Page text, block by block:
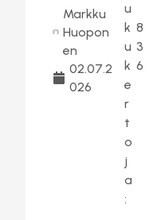
Markku
Huopon
en
02.07.2
026
u
k
u
k
e
r
t
o
j
a
:
8
3
6